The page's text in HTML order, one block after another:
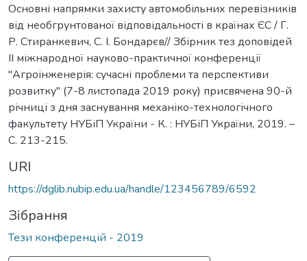
Основні напрямки захисту автомобільних перевізників
від необгрунтованої відповідальності в країнах ЄС / Г.
Р. Стиранкевич, С. І. Бондарєв// Збірник тез доповідей
ІІ міжнародної науково-практичної конференції
"Агроінженерія: сучасні проблеми та перспективи
розвитку" (7-8 листопада 2019 року) присвячена 90-й
річниці з дня заснування механіко-технологічного
факультету НУБіП України - К. : НУБіП України, 2019. –
С. 213-215.
URI
https://dglib.nubip.edu.ua/handle/123456789/6592
Зібрання
Тези конференцій - 2019